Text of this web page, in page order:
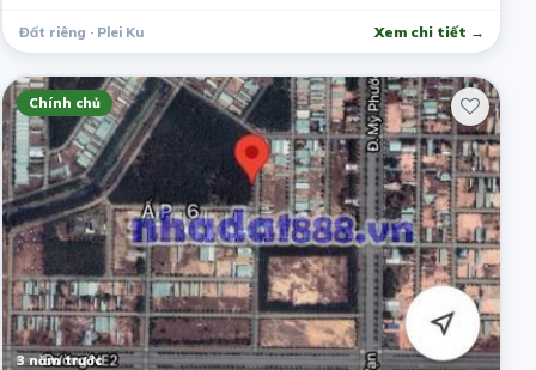
Đất riêng · Plei Ku Xem chi tiết →
Chính chủ
3 năm trước